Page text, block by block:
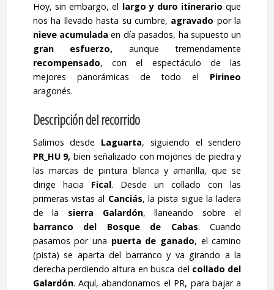
Hoy, sin embargo, el largo y duro itinerario que
nos ha llevado hasta su cumbre, agravado por la
nieve acumulada en día pasados, ha supuesto un
gran esfuerzo, aunque tremendamente
recompensado, con el espectáculo de las
mejores panorámicas de todo el Pirineo
aragonés.
Descripción del recorrido
Salimos desde Laguarta, siguiendo el sendero
PR_HU 9, bien señalizado con mojones de piedra y
las marcas de pintura blanca y amarilla, que se
dirige hacia Fical. Desde un collado con las
primeras vistas al Canciás, la pista sigue la ladera
de la sierra Galardón, llaneando sobre el
barranco del Bosque de Cabas. Cuando
pasamos por una puerta de ganado, el camino
(pista) se aparta del barranco y va girando a la
derecha perdiendo altura en busca del collado del
Galardón. Aquí, abandonamos el PR, para bajar a